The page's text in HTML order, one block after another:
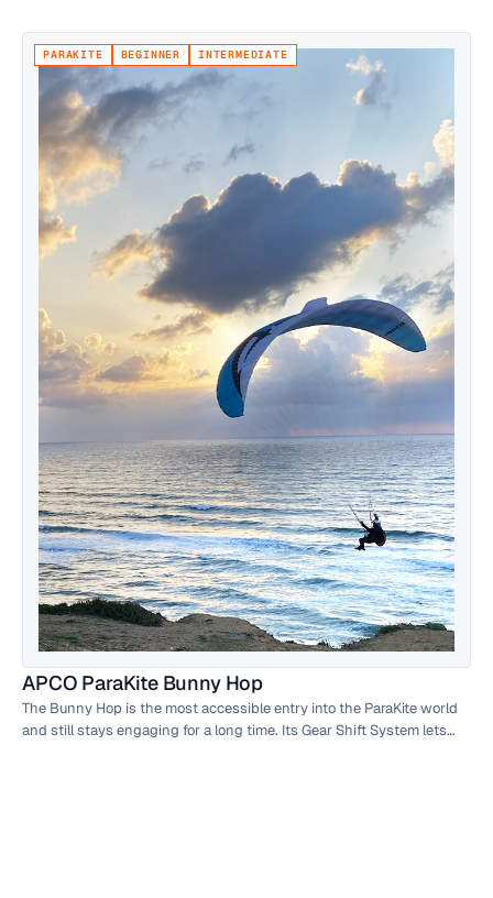
flying, speed flying and extended wind windows on the slope.
PARAKITE BEGINNER INTERMEDIATE
APCO ParaKite Bunny Hop
The Bunny Hop is the most accessible entry into the ParaKite world
and still stays engaging for a long time. Its Gear Shift System lets